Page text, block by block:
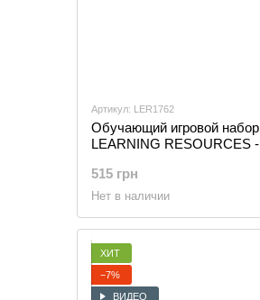
Артикул: LER1762
Обучающий игровой набор
LEARNING RESOURCES -
515 грн
Нет в наличии
ХИТ
−7%
ВИДЕО